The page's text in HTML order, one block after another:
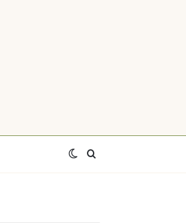
Axtar
Switch